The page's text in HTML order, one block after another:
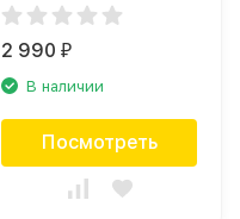
2 990₽
В наличии
Посмотреть